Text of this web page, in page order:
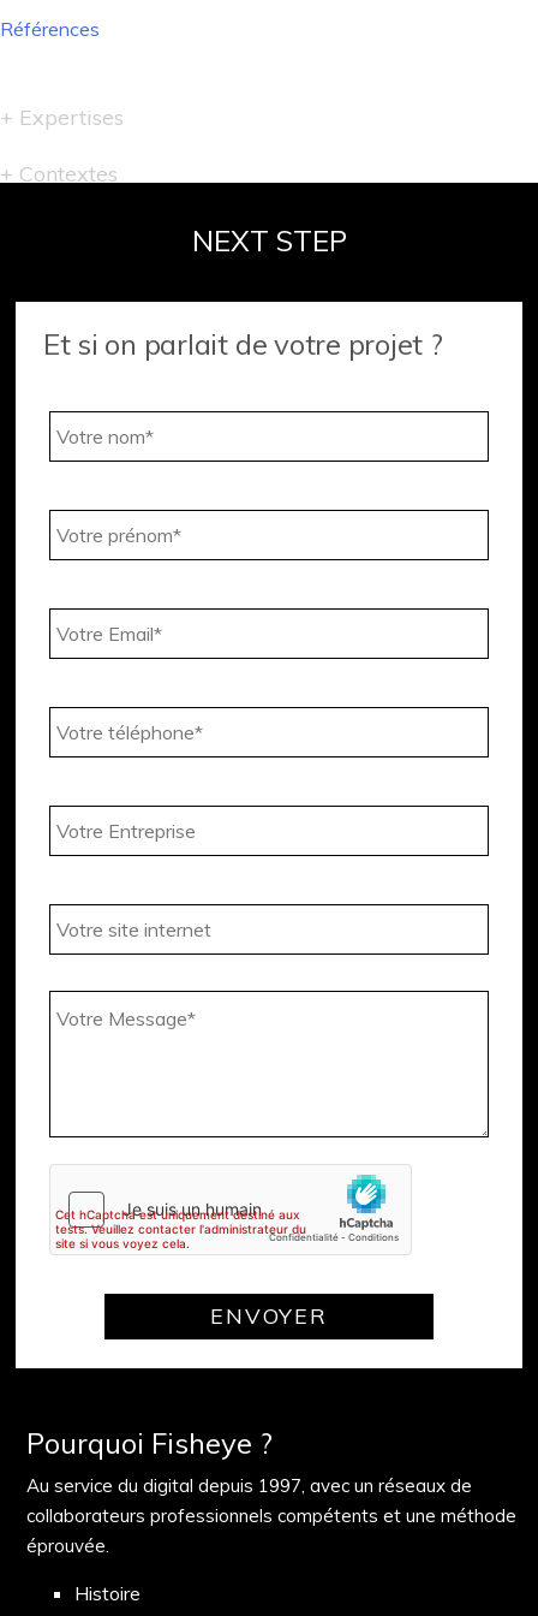
Navigation
l’article
Références
Expertises
Contextes
NEXT STEP
Et si on parlait de votre projet ?
Pourquoi Fisheye ?
Au service du digital depuis 1997, avec un réseaux de
collaborateurs professionnels compétents et une méthode
éprouvée.
Histoire